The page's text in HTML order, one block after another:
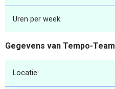
Uren per week:
Gegevens van Tempo-Team
Locatie: